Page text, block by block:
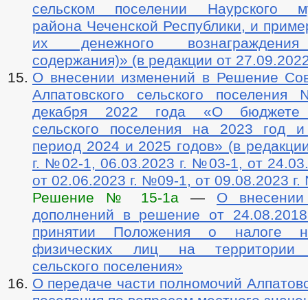
сельском поселении Наурского
района Чеченской Республики, и
их денежного
содержания)» (в редакции от
О внесении изменений в Решение
Алпатовского сельского
декабря 2022 года «О бюджете
сельского поселения на 2023 год
период 2024 и 2025 годов» (в
г. №02-1, 06.03.2023 г. №03-1, от
от 02.06.2023 г. №09-1, от 09.08.2023
Решение № 15-1а — О
дополнений в решение от
принятии Положения о налоге
физических лиц на территории
сельского поселения»
О передаче части полномочий